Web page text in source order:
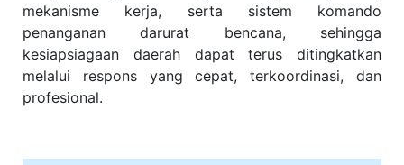
mekanisme kerja, serta sistem komando
penanganan darurat bencana, sehingga
kesiapsiagaan daerah dapat terus ditingkatkan
melalui respons yang cepat, terkoordinasi, dan
profesional.